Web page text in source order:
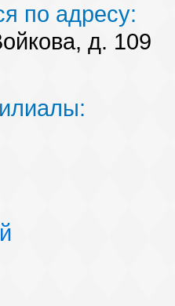
по адресу:
д. 109